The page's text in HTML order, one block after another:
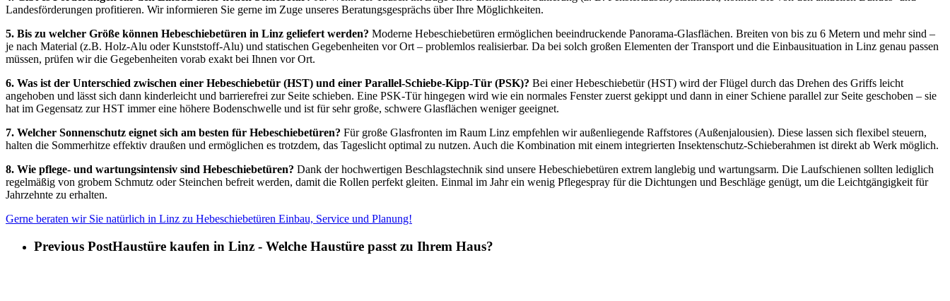
Landesförderungen profitieren. Wir informieren Sie gerne im Zuge unseres Beratungsgesprächs über Ihre Möglichkeiten.
5. Bis zu welcher Größe können Hebeschiebetüren in Linz geliefert werden? Moderne Hebeschiebetüren ermöglichen beeindruckende Panorama-Glasflächen. Breiten von bis zu 6 Metern und mehr sind –
je nach Material (z.B. Holz-Alu oder Kunststoff-Alu) und statischen Gegebenheiten vor Ort – problemlos realisierbar. Da bei solch großen Elementen der Transport und die Einbausituation in Linz genau passen
müssen, prüfen wir die Gegebenheiten vorab exakt bei Ihnen vor Ort.
6. Was ist der Unterschied zwischen einer Hebeschiebetür (HST) und einer Parallel-Schiebe-Kipp-Tür (PSK)? Bei einer Hebeschiebetür (HST) wird der Flügel durch das Drehen des Griffs leicht
angehoben und lässt sich dann kinderleicht und barrierefrei zur Seite schieben. Eine PSK-Tür hingegen wird wie ein normales Fenster zuerst gekippt und dann in einer Schiene parallel zur Seite geschoben – sie
hat im Gegensatz zur HST immer eine höhere Bodenschwelle und ist für sehr große, schwere Glasflächen weniger geeignet.
7. Welcher Sonnenschutz eignet sich am besten für Hebeschiebetüren? Für große Glasfronten im Raum Linz empfehlen wir außenliegende Raffstores (Außenjalousien). Diese lassen sich flexibel steuern,
halten die Sommerhitze effektiv draußen und ermöglichen es trotzdem, das Tageslicht optimal zu nutzen. Auch die Kombination mit einem integrierten Insektenschutz-Schieberahmen ist direkt ab Werk möglich.
8. Wie pflege- und wartungsintensiv sind Hebeschiebetüren? Dank der hochwertigen Beschlagstechnik sind unsere Hebeschiebetüren extrem langlebig und wartungsarm. Die Laufschienen sollten lediglich
regelmäßig von grobem Schmutz oder Steinchen befreit werden, damit die Rollen perfekt gleiten. Einmal im Jahr ein wenig Pflegespray für die Dichtungen und Beschläge genügt, um die Leichtgängigkeit für
Jahrzehnte zu erhalten.
Gerne beraten wir Sie natürlich in Linz zu Hebeschiebetüren Einbau, Service und Planung!
Previous PostHaustüre kaufen in Linz - Welche Haustüre passt zu Ihrem Haus?